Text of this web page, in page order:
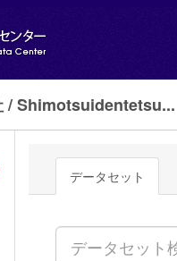
/ Shimotsuidentetsu...
データセット